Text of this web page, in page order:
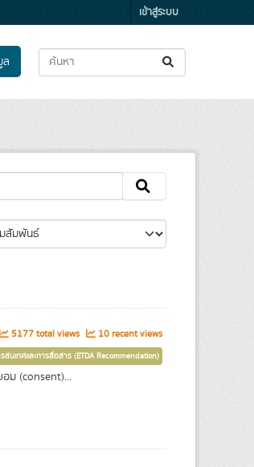
เข้าสู่ระบบ
ล
5177 total views 10 recent views
สนเทศและการสื่อสาร (ETDA Recommendation)
ม (consent)...